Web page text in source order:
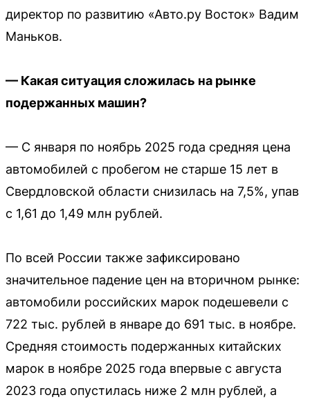
директор по развитию «Авто.ру Восток» Вадим
Маньков.
— Какая ситуация сложилась на рынке
подержанных машин?
— С января по ноябрь 2025 года средняя цена
автомобилей с пробегом не старше 15 лет в
Свердловской области снизилась на 7,5%, упав
с 1,61 до 1,49 млн рублей.
По всей России также зафиксировано
значительное падение цен на вторичном рынке:
автомобили российских марок подешевели с
722 тыс. рублей в январе до 691 тыс. в ноябре.
Средняя стоимость подержанных китайских
марок в ноябре 2025 года впервые с августа
2023 года опустилась ниже 2 млн рублей, а